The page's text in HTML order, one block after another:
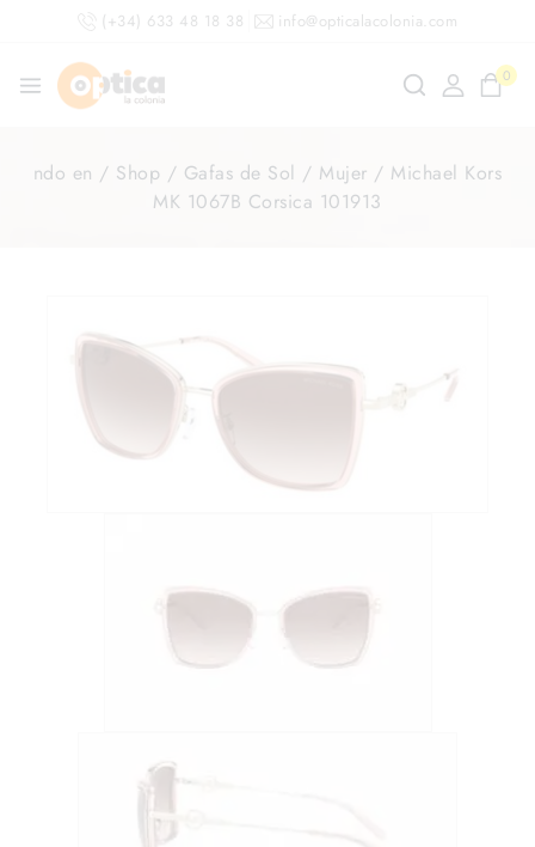
(+34) 633 48 18 38 info@opticalacolonia.com
0
ndo en / Shop / Gafas de Sol / Mujer / Michael Kors
MK 1067B Corsica 101913